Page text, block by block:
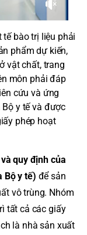
bào trị liệu phải
phẩm dự kiến,
vật chất, trang
môn phải đáp
cứu và ứng
y tế và được
phép hoạt
quy định của
Bộ y tế) để sản
vô trùng. Nhóm
tất cả các giấy
là nhà sản xuất